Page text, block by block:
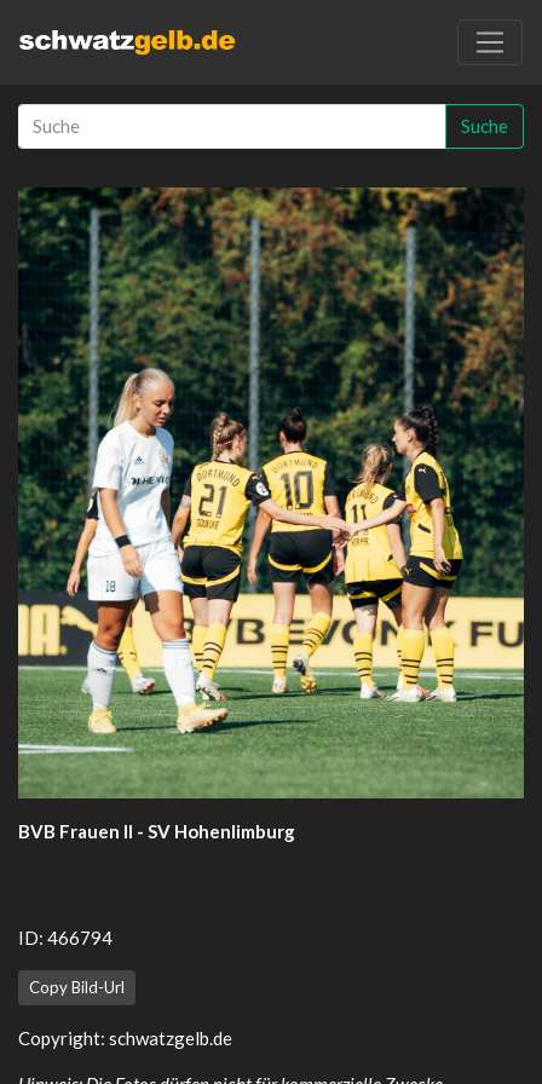
Suche
BVB Frauen II - SV Hohenlimburg
ID: 466794
Copy Bild-Url
Copyright: schwatzgelb.de